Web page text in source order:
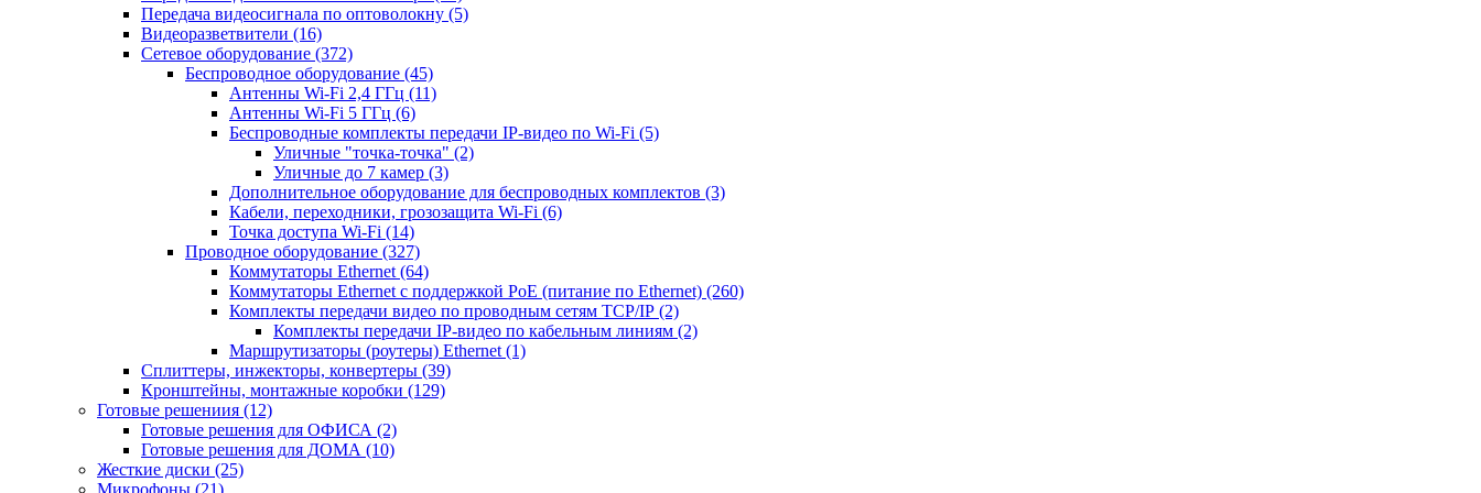
Передача видеосигнала по оптоволокну (5)
Видеоразветвители (16)
Сетевое оборудование (372)
Беспроводное оборудование (45)
Антенны Wi-Fi 2,4 ГГц (11)
Антенны Wi-Fi 5 ГГц (6)
Беспроводные комплекты передачи IP-видео по Wi-Fi (5)
Уличные "точка-точка" (2)
Уличные до 7 камер (3)
Дополнительное оборудование для беспроводных комплектов (3)
Кабели, переходники, грозозащита Wi-Fi (6)
Точка доступа Wi-Fi (14)
Проводное оборудование (327)
Коммутаторы Ethernet (64)
Коммутаторы Ethernet с поддержкой PoE (питание по Ethernet) (260)
Комплекты передачи видео по проводным сетям TCP/IP (2)
Комплекты передачи IP-видео по кабельным линиям (2)
Маршрутизаторы (роутеры) Ethernet (1)
Сплиттеры, инжекторы, конвертеры (39)
Кронштейны, монтажные коробки (129)
Готовые решениия (12)
Готовые решения для ОФИСА (2)
Готовые решения для ДОМА (10)
Жесткие диски (25)
Микрофоны (21)